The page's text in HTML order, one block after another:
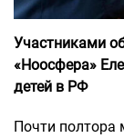
Участниками
«Ноосфера»
детей в РФ
Почти полтора